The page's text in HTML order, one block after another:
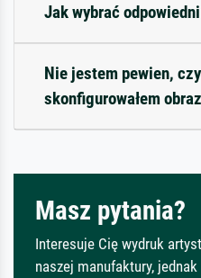
Jak wybrać
Nie jestem pewien,
skonfigurowałem
Masz pytania?
Interesuje Cię wydruk
naszej manufaktury,